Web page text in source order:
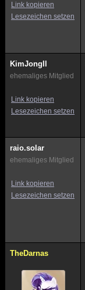
Link kopieren
Lesezeichen setzen
KimJongIl
ehemaliges Mitglied
Link kopieren
Lesezeichen setzen
raio.solar
ehemaliges Mitglied
Link kopieren
Lesezeichen setzen
TheDarnas